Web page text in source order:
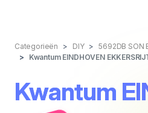
Categorieën DIY
5692DB SON
Kwantum EINDHOVEN
Kwantum